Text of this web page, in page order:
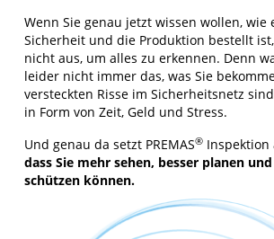
Wenn Sie genau jetzt wissen wollen, wie
Sicherheit und die Produktion bestellt
nicht aus, um alles zu erkennen. Denn
leider nicht immer das, was Sie
versteckten Risse im Sicherheitsnetz
in Form von Zeit, Geld und Stress.
Und genau da setzt PREMAS® Inspektion
dass Sie mehr sehen, besser planen
schützen können.